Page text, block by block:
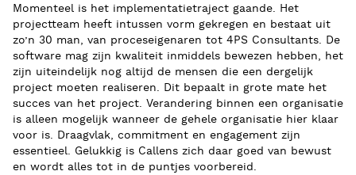
Momenteel is het implementatietraject gaande. Het
projectteam heeft intussen vorm gekregen en bestaat uit
zo’n 30 man, van proceseigenaren tot 4PS Consultants. De
software mag zijn kwaliteit inmiddels bewezen hebben, het
zijn uiteindelijk nog altijd de mensen die een dergelijk
project moeten realiseren. Dit bepaalt in grote mate het
succes van het project. Verandering binnen een organisatie
is alleen mogelijk wanneer de gehele organisatie hier klaar
voor is. Draagvlak, commitment en engagement zijn
essentieel. Gelukkig is Callens zich daar goed van bewust
en wordt alles tot in de puntjes voorbereid.